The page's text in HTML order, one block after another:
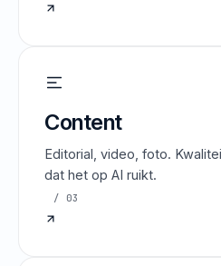
Content
Editorial, video, foto.
dat het op AI ruikt.
/ 03